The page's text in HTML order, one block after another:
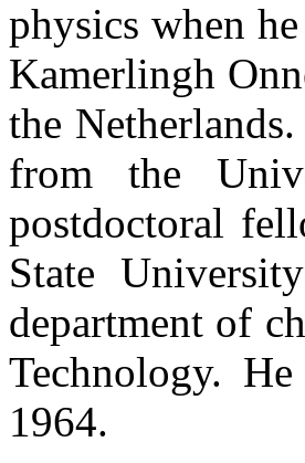
physics when
Kamerlingh
the
from the
postdoctoral
State
department of
Technology.
1964.